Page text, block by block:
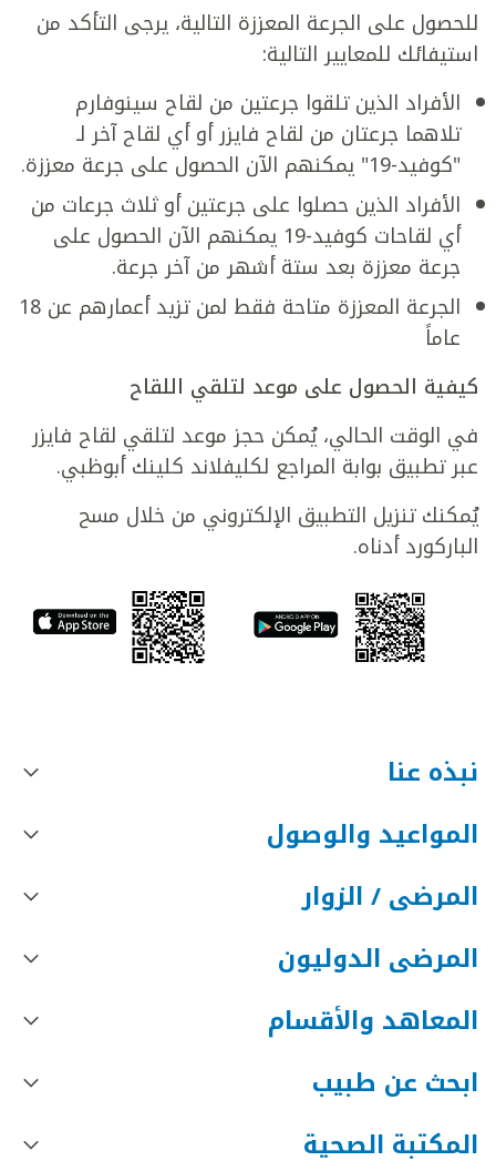
للحصول على الجرعة المعززة التالية، يرجى التأكد من
استيفائك للمعايير التالية:
الأفراد الذين تلقوا جرعتين من لقاح سينوفارم
تلاهما جرعتان من لقاح فايزر أو أي لقاح آخر لـ
"كوفيد-19" يمكنهم الآن الحصول على جرعة معززة.
الأفراد الذين حصلوا على جرعتين أو ثلاث جرعات من
أي لقاحات كوفيد-19 يمكنهم الآن الحصول على
جرعة معززة بعد ستة أشهر من آخر جرعة.
الجرعة المعززة متاحة فقط لمن تزيد أعمارهم عن 18
عاماً
كيفية الحصول على موعد لتلقي اللقاح
في الوقت الحالي، يُمكن حجز موعد لتلقي لقاح فايزر
عبر تطبيق بوابة المراجع لكليفلاند كلينك أبوظبي.
يُمكنك تنزيل التطبيق الإلكتروني من خلال مسح
الباركورد أدناه.
نبذه عنا
المواعيد والوصول
المرضى / الزوار
المرضى الدوليون
المعاهد والأقسام
ابحث عن طبيب
المكتبة الصحية